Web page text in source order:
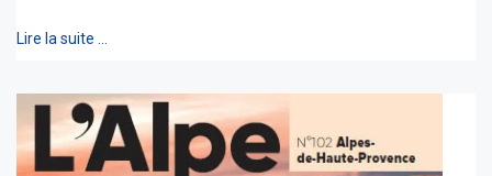
Lire la suite …